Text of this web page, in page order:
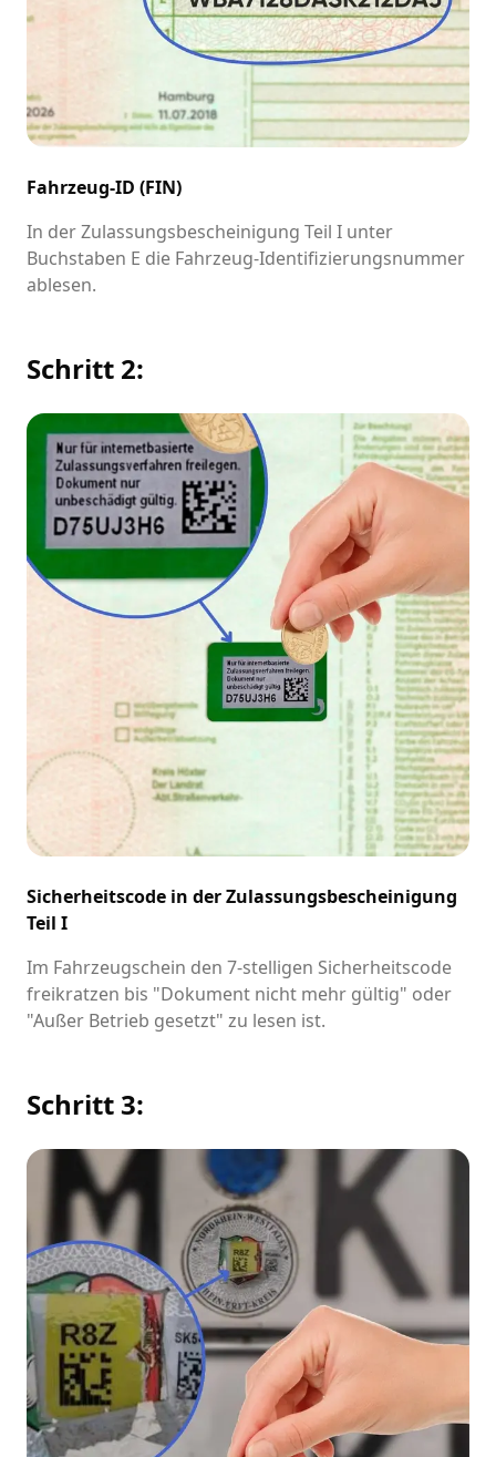
Fahrzeug-ID (FIN)
In der Zulassungsbescheinigung Teil I unter
Buchstaben E die Fahrzeug-Identifizierungsnummer
ablesen.
Schritt 2:
Sicherheitscode in der Zulassungsbescheinigung
Teil I
Im Fahrzeugschein den 7-stelligen Sicherheitscode
freikratzen bis "Dokument nicht mehr gültig" oder
"Außer Betrieb gesetzt" zu lesen ist.
Schritt 3: